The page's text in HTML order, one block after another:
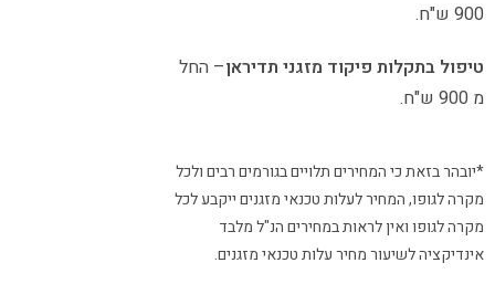
900 ש"ח.
טיפול בתקלות פיקוד מזגני תדיראן– החל
מ 900 ש"ח.
*יובהר בזאת כי המחירים תלויים בגורמים רבים ולכל
מקרה לגופו, המחיר לעלות טכנאי מזגנים ייקבע לכל
מקרה לגופו ואין לראות במחירים הנ"ל מלבד
אינדיקציה לשיעור מחיר עלות טכנאי מזגנים.